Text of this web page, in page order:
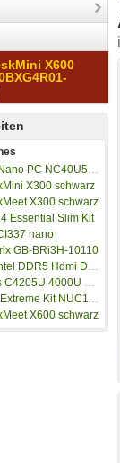
X600
Intel Core i5-1235U, NC50U5
X300 schwarz
X300 schwarz
Essential Slim Kit
nano
GB-BRi3H-10110
Hdmi DP Server-Barebone
4000U Series
RNUC11BTMI7002
X600 schwarz